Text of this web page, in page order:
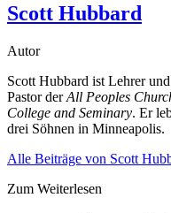
Scott Hubbard
Autor
Scott Hubbard ist Lehrer
Pastor derAll Peoples
College and Seminary. Er
drei Söhnen in Minneapolis.
Alle Beiträge von Scott
Zum Weiterlesen